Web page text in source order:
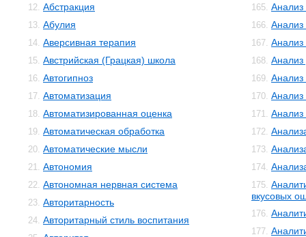
12. Абстракция
13. Абулия
14. Аверсивная терапия
15. Австрийская (Грацкая) школа
16. Автогипноз
17. Автоматизация
18. Автоматизированная оценка
19. Автоматическая обработка
20. Автоматические мысли
21. Автономия
22. Автономная нервная система
23. Авторитарность
24. Авторитарный стиль воспитания
165. Анализ
166.
167. Анализ
168. Анализ
169.
170. Анализ
171. Анализ
172.
173.
174.
175.
вкусовых
176.
177.